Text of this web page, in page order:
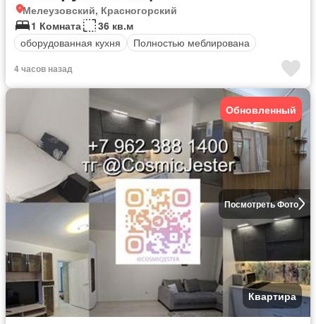
Мелеузовский, Красногорский
1 Комната
36 кв.м
оборудованная кухня
Полностью меблирована
4 часов назад
Посмотреть Фото
Обновленный
Квартира